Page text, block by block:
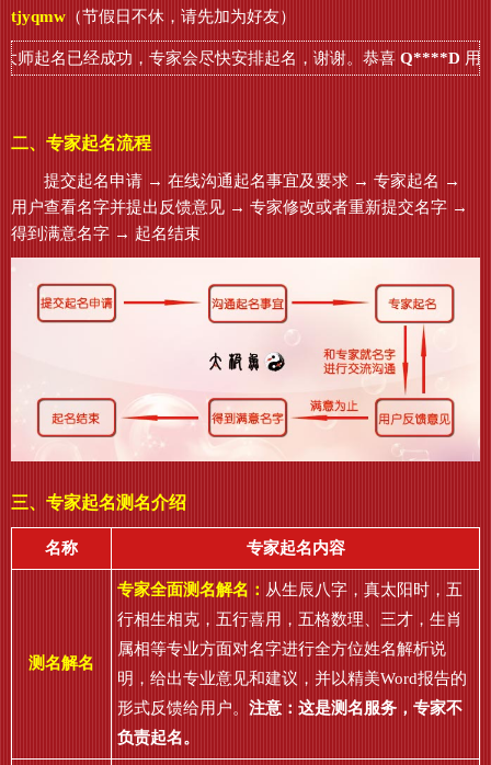
tjyqmw （节假日不休，请先加为好友）
起名已经成功，专家会尽快安排起名，谢谢。恭喜Q****D用户
二、专家起名流程
提交起名申请 → 在线沟通起名事宜及要求 → 专家起名 →
用户查看名字并提出反馈意见 → 专家修改或者重新提交名字 →
得到满意名字 → 起名结束
三、专家起名测名介绍
名称 专家起名内容
测名解名
专家全面测名解名： 从生辰八字，真太阳时，五
行相生相克，五行喜用，五格数理、三才，生肖
属相等专业方面对名字进行全方位姓名解析说
明，给出专业意见和建议，并以精美Word报告的
形式反馈给用户。 注意：这是测名服务，专家不
负责起名。